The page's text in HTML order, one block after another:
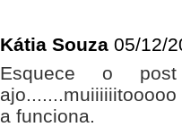
Kátia Souza 05/12/
Esquece o
a funciona.